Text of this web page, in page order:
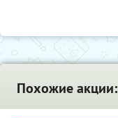
Похожие акции: